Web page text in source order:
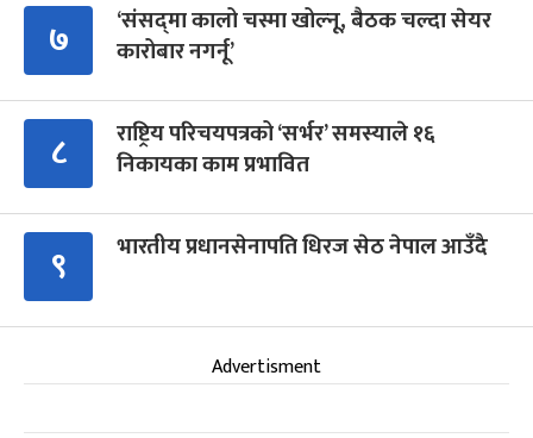
७
‘संसद्‍मा कालो चस्मा खोल्नू, बैठक चल्दा सेयर
कारोबार नगर्नू’
८
राष्ट्रिय परिचयपत्रको ‘सर्भर’ समस्याले १६
निकायका काम प्रभावित
९ भारतीय प्रधानसेनापति धिरज सेठ नेपाल आउँदै
Advertisment